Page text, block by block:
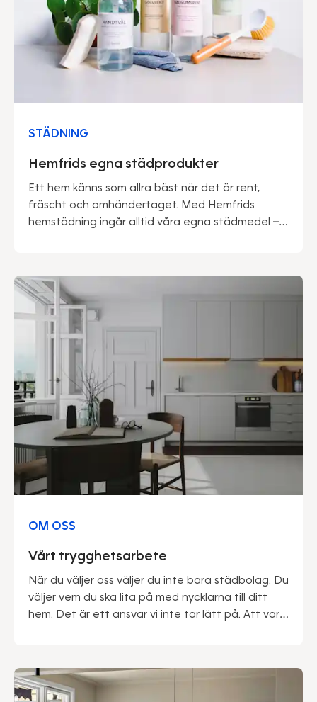
STÄDNING
Hemfrids egna städprodukter
Ett hem känns som allra bäst när det är rent,
fräscht och omhändertaget. Med Hemfrids
hemstädning ingår alltid våra egna städmedel –
OM OSS
Vårt trygghetsarbete
När du väljer oss väljer du inte bara städbolag. Du
väljer vem du ska lita på med nycklarna till ditt
hem. Det är ett ansvar vi inte tar lätt på. Att vara
stolthet säga att vårt gedigna säkerhetsarbete
genomsyrar hela vår verksamhet.